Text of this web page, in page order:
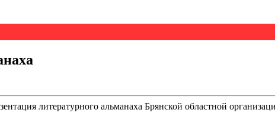
литературного альманаха Брянской областной